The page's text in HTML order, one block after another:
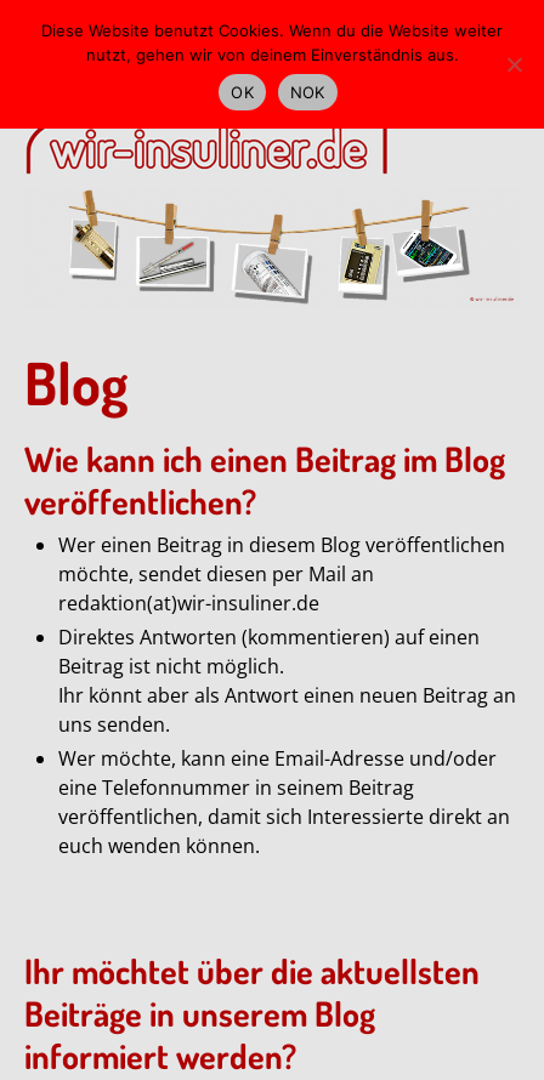
Blog
Wie kann ich einen Beitrag im Blog
veröffentlichen?
Wer einen Beitrag in diesem Blog veröffentlichen
möchte, sendet diesen per Mail an
redaktion(at)wir-insuliner.de
Direktes Antworten (kommentieren) auf einen
Beitrag ist nicht möglich.
Ihr könnt aber als Antwort einen neuen Beitrag an
uns senden.
Wer möchte, kann eine Email-Adresse und/oder
eine Telefonnummer in seinem Beitrag
veröffentlichen, damit sich Interessierte direkt an
euch wenden können.
Ihr möchtet über die aktuellsten
Beiträge in unserem Blog
informiert werden?
Diese Website benutzt Cookies. Wenn du die Website weiter
nutzt, gehen wir von deinem Einverständnis aus.
OK
NOK